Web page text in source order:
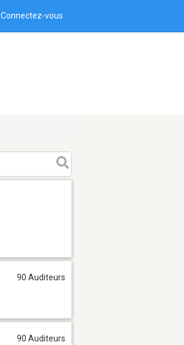
Connectez-vous
90 Auditeurs
90 Auditeurs